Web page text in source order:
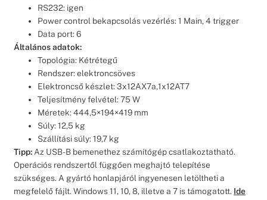
RS232: igen
Power control bekapcsolás vezérlés: 1 Main, 4 trigger
Data port: 6
Általános adatok:
Topológia: Kétrétegű
Rendszer: elektroncsöves
Elektroncső készlet: 3x12AX7a,1x12AT7
Teljesítmény felvétel: 75 W
Méretek: 444,5×194×419 mm
Súly: 12,5 kg
Szállítási súly: 19,7 kg
Tipp:Az USB-B bemenethez számítógép csatlakoztatható.
Operációs rendszertől függően meghajtó telepítése
szükséges. A gyártó honlapjáról ingyenesen letöltheti a
megfelelő fájlt. Windows 11, 10, 8, illetve a 7 is támogatott. Ide